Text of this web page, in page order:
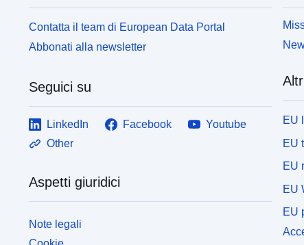
Contatta il team di European Data Portal
Abbonati alla newsletter
Seguici su
LinkedIn Facebook
Youtube
Other
Aspetti giuridici
Note legali
EU
EU
EU
EU
EU